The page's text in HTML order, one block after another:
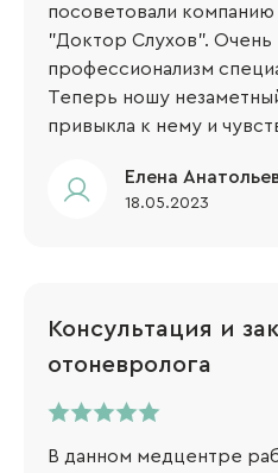
посоветовали компанию
"Доктор Слухов". Очень
профессионализм
Теперь ношу
привыкла к нему и
Елена
18.05.2023
Консультация и
отоневролога
В данном медцентре